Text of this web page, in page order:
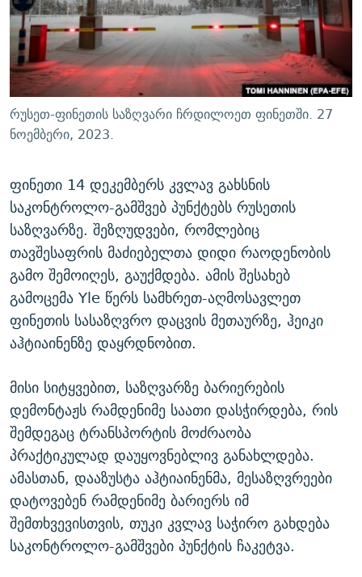
ᲛᲝᲚᲐᲞᲐᲠᲐᲙᲔ ᲢᲔᲥᲡᲢᲔᲑᲘ
ᲨᲘᲜ - ᲣᲪᲮᲝᲔᲗᲨᲘ
ᲚᲘᲢᲔᲠᲐᲢᲣᲠᲣᲚᲘ ᲬᲐᲮᲜᲐᲒᲔᲑᲘ
ᲐᲛᲔᲠᲘᲙᲣᲚᲘ ᲛᲝᲗᲮᲠᲝᲑᲐ
ᲘᲛᲞᲔᲠᲘᲐ ᲓᲐ ᲠᲐᲓᲘᲝ
ᲩᲔᲛᲘ ᲡᲘᲙᲕᲓᲘᲚᲘᲡ ᲛᲘᲖᲔᲖᲘᲐ COVID-19
11 ᲬᲔᲚᲘ - 11 ᲐᲛᲑᲐᲕᲘ
ᲡᲐᲞᲐᲠᲚᲐᲛᲔᲜᲢᲝ ᲐᲠᲩᲔᲕᲜᲔᲑᲘᲡ ᲘᲡᲢᲝᲠᲘᲐ
ᲑᲐᲕᲨᲕᲔᲑᲘ ᲞᲠᲝᲡᲢᲘᲢᲣᲪᲘᲐᲨᲘ - ᲐᲛᲝᲣᲗᲥᲛᲔᲚᲘ ᲐᲛᲑᲐᲕᲘ
5 ᲐᲛᲑᲐᲕᲘ - 20 ᲘᲕᲜᲘᲡᲡ ᲓᲐᲨᲐᲕᲔᲑᲣᲚᲔᲑᲘ
ПРИВЕТ ᲙᲣᲚᲢᲣᲠᲐ
ᲒᲐᲛᲝᲘᲬᲔᲠᲔ
რთე/რთ-ის ყველა საიტი
რუსეთ-ფინეთის საზღვარი ჩრდილოეთ ფინეთში. 27
ნოემბერი, 2023.
ფინეთი 14 დეკემბერს კვლავ გახსნის
საკონტროლო-გამშვებ პუნქტებს რუსეთის
საზღვარზე. შეზღუდვები, რომლებიც
თავშესაფრის მაძიებელთა დიდი რაოდენობის
გამო შემოიღეს, გაუქმდება. ამის შესახებ
გამოცემა Yle წერს სამხრეთ-აღმოსავლეთ
ფინეთის სასაზღვრო დაცვის მეთაურზე, ჰეიკი
აჰტიაინენზე დაყრდნობით.
მისი სიტყვებით, საზღვარზე ბარიერების
დემონტაჟს რამდენიმე საათი დასჭირდება, რის
შემდეგაც ტრანსპორტის მოძრაობა
პრაქტიკულად დაუყოვნებლივ განახლდება.
ამასთან, დააზუსტა აჰტიაინენმა, მესაზღვრეები
დატოვებენ რამდენიმე ბარიერს იმ
შემთხვევისთვის, თუკი კვლავ საჭირო გახდება
საკონტროლო-გამშვები პუნქტის ჩაკეტვა.